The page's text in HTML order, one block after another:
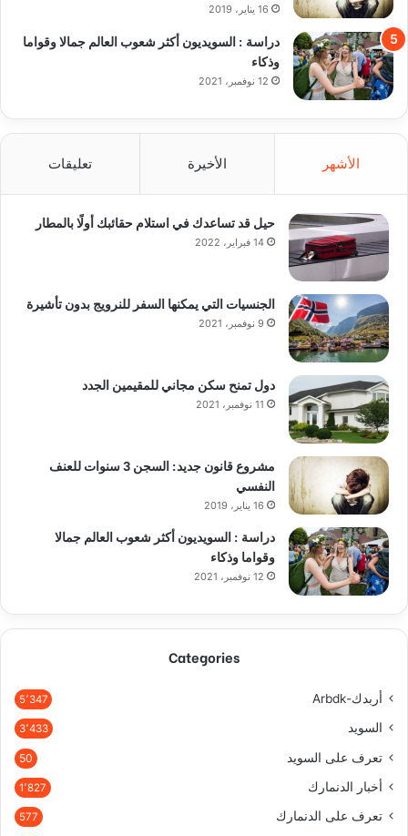
16 يناير، 2019
دراسة : السويديون أكثر شعوب العالم جمالا وقواما
وذكاء
12 نوفمبر، 2021
الأشهر الأخيرة تعليقات
حيل قد تساعدك في استلام حقائبك أولًا بالمطار
14 فبراير، 2022
الجنسيات التي يمكنها السفر للنرويج بدون تأشيرة
9 نوفمبر، 2021
دول تمنح سكن مجاني للمقيمين الجدد
11 نوفمبر، 2021
مشروع قانون جديد: السجن 3 سنوات للعنف
النفسي
16 يناير، 2019
دراسة : السويديون أكثر شعوب العالم جمالا
وقواما وذكاء
12 نوفمبر، 2021
Categories
أربدك-Arbdk 5٬347
السويد 3٬433
تعرف على السويد 50
أخبار الدنمارك 1٬827
تعرف على الدنمارك 577